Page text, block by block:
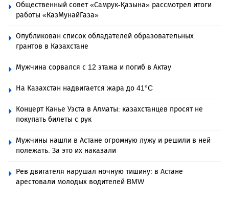
Общественный совет «Самрук-Қазына» рассмотрел итоги
работы «КазМунайГаза»
Опубликован список обладателей образовательных
грантов в Казахстане
Мужчина сорвался с 12 этажа и погиб в Актау
На Казахстан надвигается жара до 41°C
Концерт Канье Уэста в Алматы: казахстанцев просят не
покупать билеты с рук
Мужчины нашли в Астане огромную лужу и решили в ней
полежать. За это их наказали
Рев двигателя нарушал ночную тишину: в Астане
арестовали молодых водителей BMW